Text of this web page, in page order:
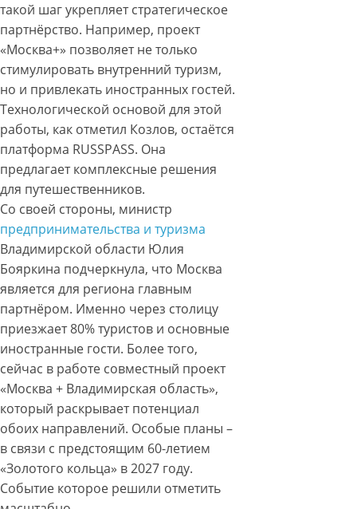
такой шаг укрепляет стратегическое
партнёрство. Например, проект
«Москва+» позволяет не только
стимулировать внутренний туризм,
но и привлекать иностранных гостей.
Технологической основой для этой
работы, как отметил Козлов, остаётся
платформа RUSSPASS. Она
предлагает комплексные решения
для путешественников.
Со своей стороны, министр
предпринимательства и туризма
Владимирской области Юлия
Бояркина подчеркнула, что Москва
является для региона главным
партнёром. Именно через столицу
приезжает 80% туристов и основные
иностранные гости. Более того,
сейчас в работе совместный проект
«Москва + Владимирская область»,
который раскрывает потенциал
обоих направлений. Особые планы –
в связи с предстоящим 60-летием
«Золотого кольца» в 2027 году.
Событие которое решили отметить